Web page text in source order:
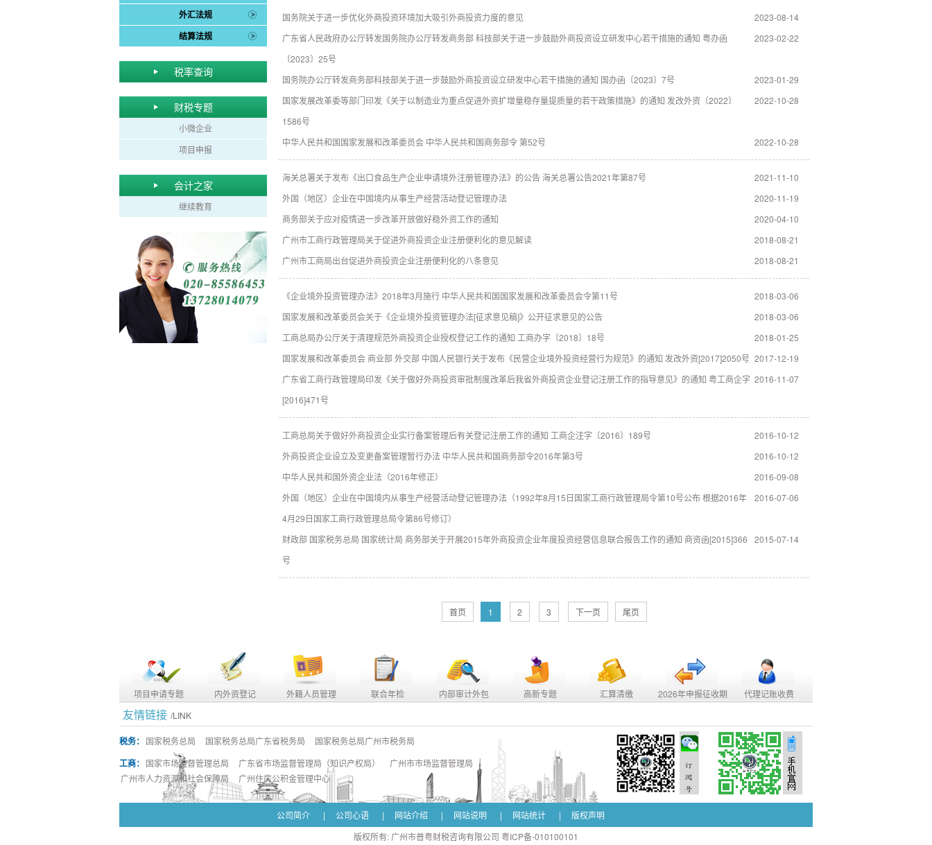
外汇法规
结算法规
税率查询
财税专题
小微企业
项目申报
会计之家
继续教育
2023-08-14
国务院关于进一步优化外商投资环境加大吸引外商投资力度的意见
2023-02-22
广东省人民政府办公厅转发国务院办公厅转发商务部 科技部关于进一步鼓励外商投资设立研发中心若干措施的通知 粤办函
〔2023〕25号
2023-01-29
国务院办公厅转发商务部科技部关于进一步鼓励外商投资设立研发中心若干措施的通知 国办函〔2023〕7号
2022-10-28
国家发展改革委等部门印发《关于以制造业为重点促进外资扩增量稳存量提质量的若干政策措施》的通知 发改外资〔2022〕
1586号
2022-10-28
中华人民共和国国家发展和改革委员会 中华人民共和国商务部令 第52号
2021-11-10
海关总署关于发布《出口食品生产企业申请境外注册管理办法》的公告 海关总署公告2021年第87号
2020-11-19
外国（地区）企业在中国境内从事生产经营活动登记管理办法
2020-04-10
商务部关于应对疫情进一步改革开放做好稳外资工作的通知
2018-08-21
广州市工商行政管理局关于促进外商投资企业注册便利化的意见解读
2018-08-21
广州市工商局出台促进外商投资企业注册便利化的八条意见
2018-03-06
《企业境外投资管理办法》2018年3月施行 中华人民共和国国家发展和改革委员会令第11号
2018-03-06
国家发展和改革委员会关于《企业境外投资管理办法[征求意见稿]》公开征求意见的公告
2018-01-25
工商总局办公厅关于清理规范外商投资企业授权登记工作的通知 工商办字〔2018〕18号
2017-12-19
国家发展和改革委员会 商业部 外交部 中国人民银行关于发布《民营企业境外投资经营行为规范》的通知 发改外资[2017]2050号
2016-11-07
广东省工商行政管理局印发《关于做好外商投资审批制度改革后我省外商投资企业登记注册工作的指导意见》的通知 粤工商企字
[2016]471号
2016-10-12
工商总局关于做好外商投资企业实行备案管理后有关登记注册工作的通知 工商企注字〔2016〕189号
2016-10-12
外商投资企业设立及变更备案管理暂行办法 中华人民共和国商务部令2016年第3号
2016-09-08
中华人民共和国外资企业法（2016年修正）
2016-07-06
外国（地区）企业在中国境内从事生产经营活动登记管理办法（1992年8月15日国家工商行政管理局令第10号公布 根据2016年
4月29日国家工商行政管理总局令第86号修订）
2015-07-14
财政部 国家税务总局 国家统计局 商务部关于开展2015年外商投资企业年度投资经营信息联合报告工作的通知 商资函[2015]366
号
首页 1 2 3 下一页 尾页
项目申请专题 内外资登记 外籍人员管理 联合年检 内部审计外包 高新专题 汇算清缴 2026年申报征收期 代理记账收费
友情链接 /LINK
税务： 国家税务总局 国家税务总局广东省税务局 国家税务总局广州市税务局
工商： 国家市场监督管理总局 广东省市场监督管理局（知识产权局）
广州市市场监督管理局
广州市人力资源和社会保障局
广州住房公积金管理中心
公司简介 | 公司心语 | 网站介绍 | 网站说明 | 网站统计 |
版权声明
版权所有: 广州市普粤财税咨询有限公司 粤ICP备-010100101